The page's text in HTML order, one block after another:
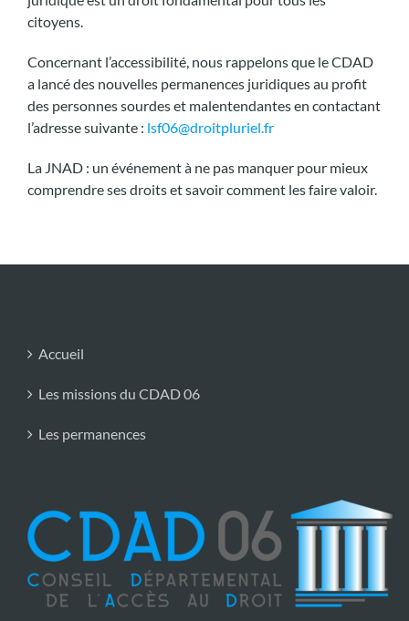
citoyens.
Concernant l’accessibilité, nous rappelons que le CDAD
a lancé des nouvelles permanences juridiques au profit
des personnes sourdes et malentendantes en contactant
l’adresse suivante : lsf06@droitpluriel.fr
La JNAD : un événement à ne pas manquer pour mieux
comprendre ses droits et savoir comment les faire valoir.
Accueil
Les missions du CDAD 06
Les permanences